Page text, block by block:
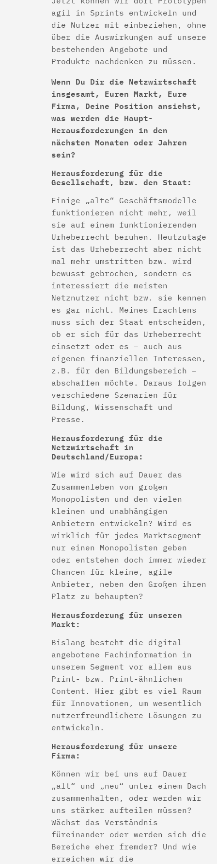
agil in Sprints entwickeln und
die Nutzer mit einbeziehen, ohne
über die Auswirkungen auf unsere
bestehenden Angebote und
Produkte nachdenken zu müssen.
Wenn Du Dir die Netzwirtschaft
insgesamt, Euren Markt, Eure
Firma, Deine Position ansiehst,
was werden die Haupt-
Herausforderungen in den
nächsten Monaten oder Jahren
sein?
Herausforderung für die
Gesellschaft, bzw. den Staat:
Einige „alte“ Geschäftsmodelle
funktionieren nicht mehr, weil
sie auf einem funktionierenden
Urheberrecht beruhen. Heutzutage
ist das Urheberrecht aber nicht
mal mehr umstritten bzw. wird
bewusst gebrochen, sondern es
interessiert die meisten
Netznutzer nicht bzw. sie kennen
es gar nicht. Meines Erachtens
muss sich der Staat entscheiden,
ob er sich für das Urheberrecht
einsetzt oder es – auch aus
eigenen finanziellen Interessen,
z.B. für den Bildungsbereich –
abschaffen möchte. Daraus folgen
verschiedene Szenarien für
Bildung, Wissenschaft und
Presse.
Herausforderung für die
Netzwirtschaft in
Deutschland/Europa:
Wie wird sich auf Dauer das
Zusammenleben von großen
Monopolisten und den vielen
kleinen und unabhängigen
Anbietern entwickeln? Wird es
wirklich für jedes Marktsegment
nur einen Monopolisten geben
oder entstehen doch immer wieder
Chancen für kleine, agile
Anbieter, neben den Großen ihren
Platz zu behaupten?
Herausforderung für unseren
Markt:
Bislang besteht die digital
angebotene Fachinformation in
unserem Segment vor allem aus
Print- bzw. Print-ähnlichem
Content. Hier gibt es viel Raum
für Innovationen, um wesentlich
nutzerfreundlichere Lösungen zu
entwickeln.
Herausforderung für unsere
Firma:
Können wir bei uns auf Dauer
„alt“ und „neu“ unter einem Dach
zusammenhalten, oder werden wir
uns stärker aufteilen müssen?
Wächst das Verständnis
füreinander oder werden sich die
Bereiche eher fremder? Und wie
erreichen wir die